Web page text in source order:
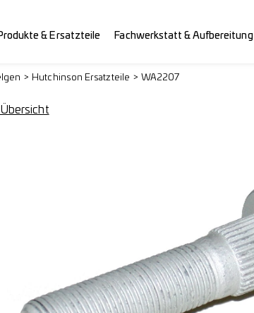
& Ersatzteile Fachwerkstatt & Aufbereitung
Hutchinson Ersatzteile WA2207